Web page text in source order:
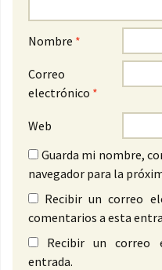
Nombre *
Correo
electrónico *
Web
Guarda mi nombre,
navegador para la
Recibir un correo
comentarios a esta
Recibir un correo
entrada.